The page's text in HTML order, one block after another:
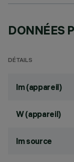
DONNÉES
DÉTAILS
lm (appareil)
W (appareil)
lm source